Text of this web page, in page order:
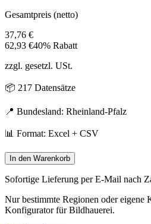
Gesamtpreis (netto)
37,76 €
62,93 €40% Rabatt
zzgl. gesetzl. USt.
📦 217 Datensätze
📍 Bundesland: Rheinland-Pfalz
📊 Format: Excel + CSV
In den Warenkorb
Sofortige Lieferung per E-Mail nach
Nur bestimmte Regionen oder eigene
Konfigurator fürBildhauerei.